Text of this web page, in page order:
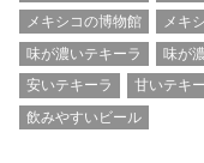
メキシコの博物館
メキ
味が濃いテキーラ
味が
安いテキーラ
甘いテキ
飲みやすいビール